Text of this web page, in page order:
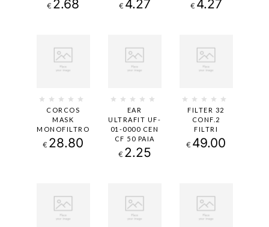
€ 2.68 € 4.27 € 4.27
CORCOS
MASK
MONOFILTRO
€ 28.80
EAR
ULTRAFIT UF-
01-0000 CEN
CF 50 PAIA
€ 2.25
FILTER 32
CONF.2
FILTRI
€ 49.00